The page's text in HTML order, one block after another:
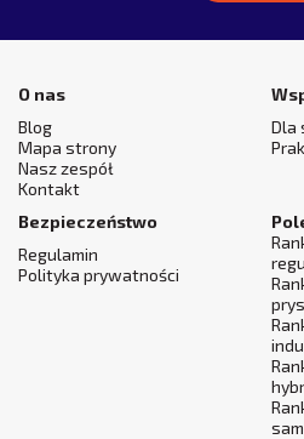
O nas
Blog
Mapa strony
Nasz zespół
Kontakt
Dla
Bezpieczeństwo
Regulamin
Polityka prywatności